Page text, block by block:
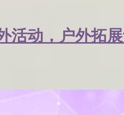
活动，户外拓